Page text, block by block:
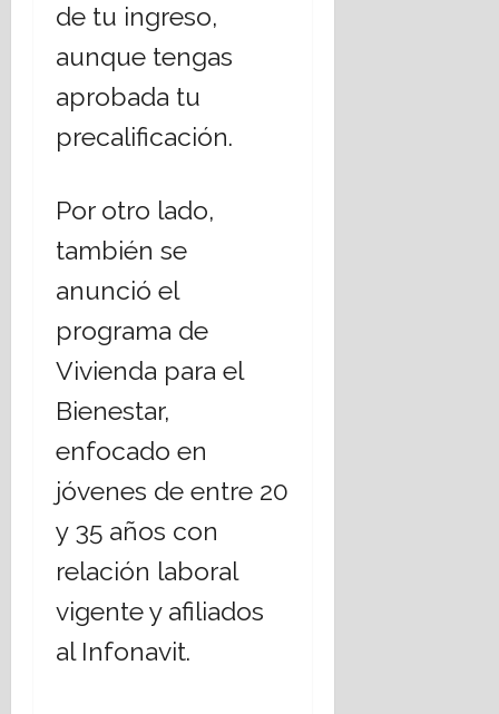
de tu ingreso,
aunque tengas
aprobada tu
precalificación.
Por otro lado,
también se
anunció el
programa de
Vivienda para el
Bienestar,
enfocado en
jóvenes de entre 20
y 35 años con
relación laboral
vigente y afiliados
al Infonavit.